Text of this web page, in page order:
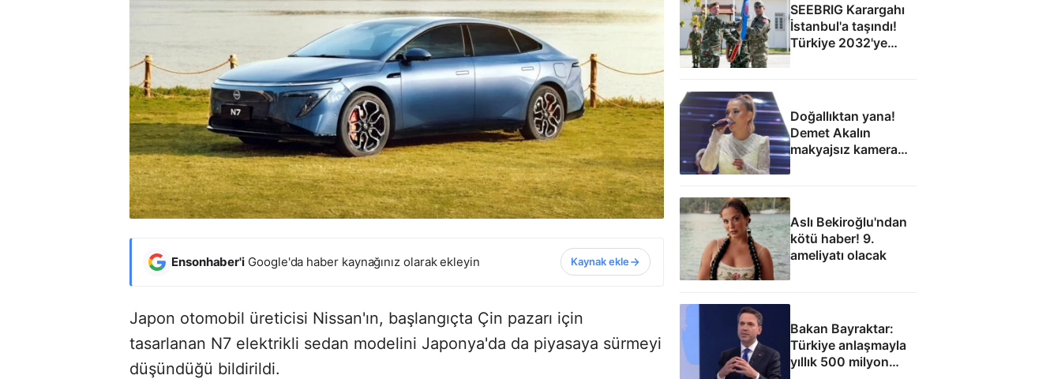
Ensonhaber'i Google'da haber kaynağınız olarak ekleyin Kaynak ekle
Japon otomobil üreticisi Nissan'ın, başlangıçta Çin pazarı için
tasarlanan N7 elektrikli sedan modelini Japonya'da da piyasaya sürmeyi
düşündüğü bildirildi.
SEEBRIG Karargahı
İstanbul'a taşındı!
Türkiye 2032'ye
kadar ev sahibi
Doğallıktan yana!
Demet Akalın
makyajsız kamera
karşısına geçti
Aslı Bekiroğlu'ndan
kötü haber! 9.
ameliyatı olacak
Bakan Bayraktar:
Türkiye anlaşmayla
yıllık 500 milyon